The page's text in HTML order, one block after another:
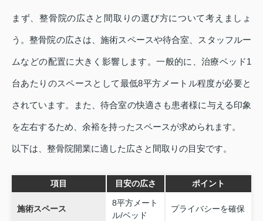
まず、整骨院の広さと間取りの選び方について考えましょ
う。整骨院の広さは、施術スペースや待合室、スタッフルー
ムなどの配置に大きく影響します。一般的に、治療ベッド1
台あたりのスペースとして最低8平方メートル程度が必要と
されています。また、待合室の快適さも患者様に与える印象
を左右するため、余裕を持ったスペースが求められます。
以下は、整骨院開業に適した広さと間取りの目安です。
項目 目安の広さ ポイント
施術スペース
8平方メート
ル/ベッド
プライバシーを確保